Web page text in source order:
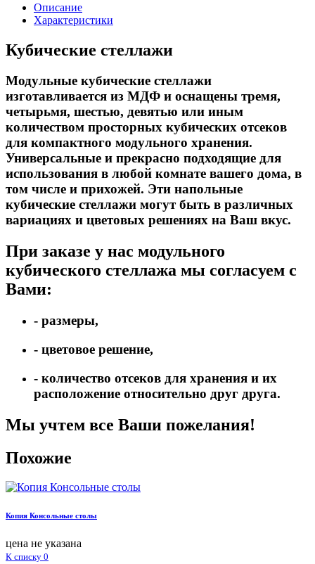
Описание
Характеристики
Кубические стеллажи
Модульные кубические стеллажи
изготавливается из МДФ и оснащены тремя,
четырьмя, шестью, девятью или иным
количеством просторных кубических отсеков
для компактного модульного хранения.
Универсальные и прекрасно подходящие для
использования в любой комнате вашего дома, в
том числе и прихожей. Эти напольные
кубические стеллажи могут быть в различных
вариациях и цветовых решениях на Ваш вкус.
При заказе у нас модульного
кубического стеллажа мы согласуем с
Вами:
- размеры,
- цветовое решение,
- количество отсеков для хранения и их
расположение относительно друг друга.
Мы учтем все Ваши пожелания!
Похожие
Копия Консольные столы
цена не указана
К списку 0